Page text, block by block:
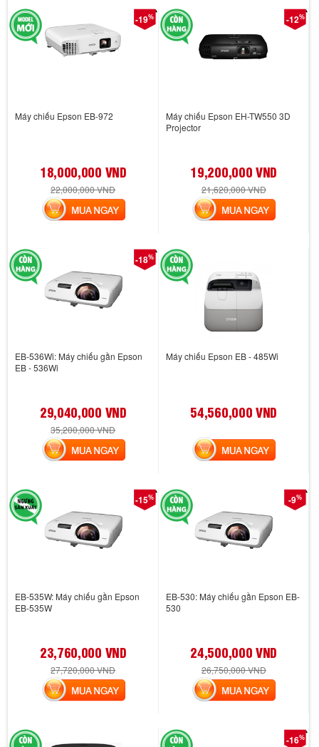
-19%
Máy chiếu Epson EB-972
18,000,000 VND
22,000,000 VND
MUA NGAY
-12%
Máy chiếu Epson EH-TW550 3D
Projector
19,200,000 VND
21,620,000 VND
MUA NGAY
-18%
EB-536Wi: Máy chiếu gần Epson
EB - 536Wi
29,040,000 VND
35,200,000 VND
MUA NGAY
Máy chiếu Epson EB - 485Wi
54,560,000 VND
MUA NGAY
-15%
EB-535W: Máy chiếu gần Epson
EB-535W
23,760,000 VND
27,720,000 VND
MUA NGAY
-9%
EB-530: Máy chiếu gần Epson EB-
530
24,500,000 VND
26,750,000 VND
MUA NGAY
-16%